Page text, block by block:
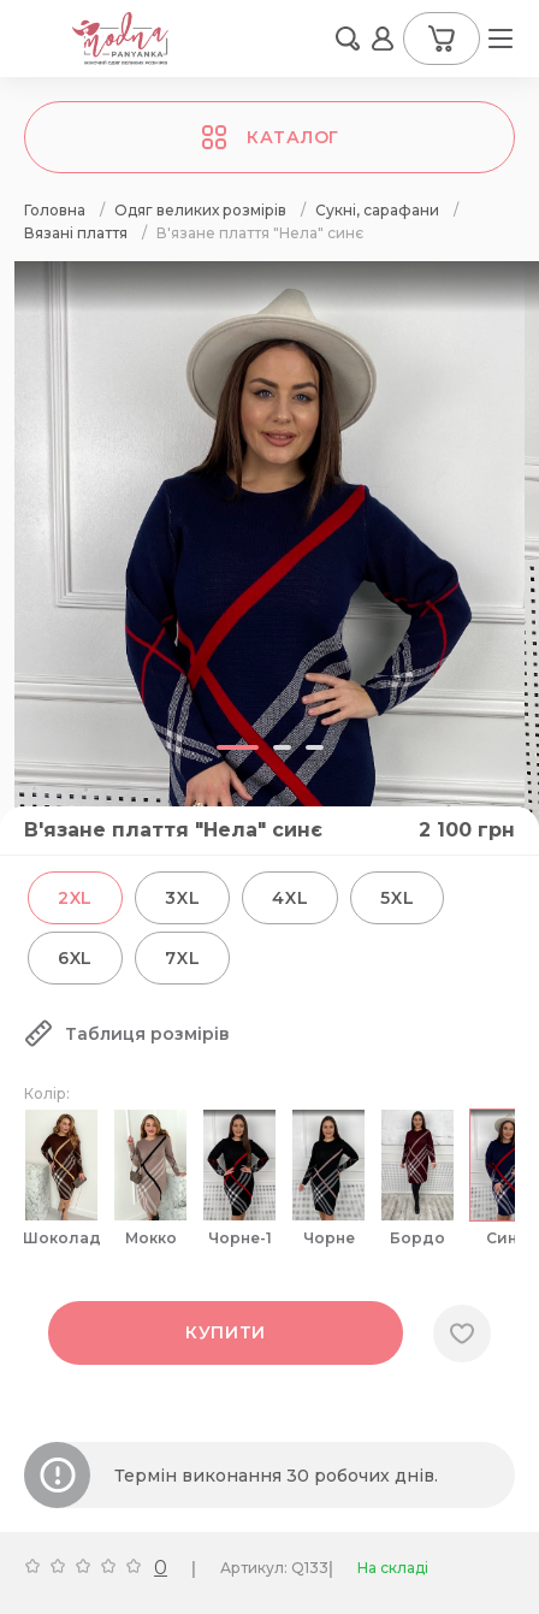
КАТАЛОГ
Головна / Одяг великих розмірів / Сукні, сарафани
/
Вязані плаття
/ В'язане плаття "Нела" синє
В'язане плаття "Нела" синє 2 100 грн
2XL 3XL 4XL 5XL
6XL 7XL
Таблиця розмірів
Колір:
шоколад мокко чорне-1 чорне бордо синє
КУПИТИ
Термін виконання 30 робочих днів.
0 | Артикул: Q133| На складі